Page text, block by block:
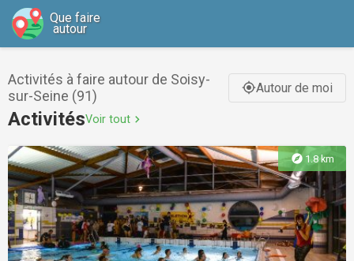
Que faire
autour
Activités à faire autour de Soisy-
sur-Seine (91)
gps_fixedAutour de moi
ActivitésVoir tout chevron_right
explore 1.8 km